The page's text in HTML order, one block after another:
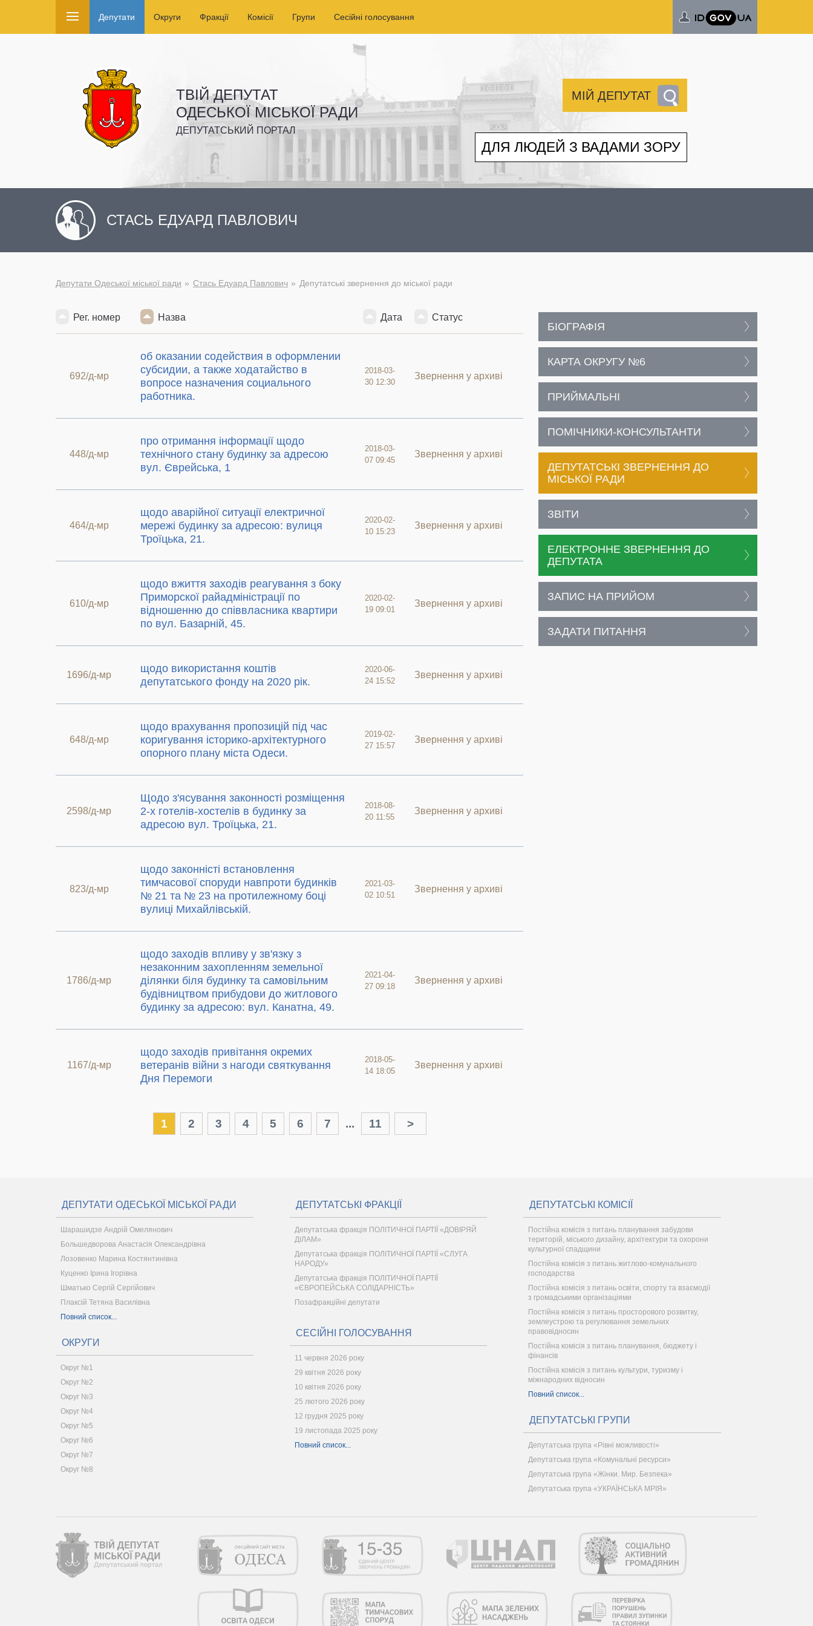
Депутати Округи Фракції Комісії Групи Сесійні голосування
ТВІЙ ДЕПУТАТ
ОДЕСЬКОЇ МІСЬКОЇ РАДИ
ДЕПУТАТСЬКИЙ ПОРТАЛ
МІЙ ДЕПУТАТ
ДЛЯ ЛЮДЕЙ З ВАДАМИ ЗОРУ
СТАСЬ ЕДУАРД ПАВЛОВИЧ
Депутати Одеської міської ради Стась Едуард Павлович Депутатські звернення до міської ради
Рег. номер Назва Дата Статус
692/д-мр
об оказании содействия в оформлении
субсидии, а также ходатайство в
вопросе назначения социального
работника.
2018-03-
30 12:30
Звернення у архиві
448/д-мр
про отримання інформації щодо
технічного стану будинку за адресою
вул. Єврейська, 1
2018-03-
07 09:45
Звернення у архиві
464/д-мр
щодо аварійної ситуації електричної
мережі будинку за адресою: вулиця
Троїцька, 21.
2020-02-
10 15:23
Звернення у архиві
610/д-мр
щодо вжиття заходів реагування з боку
Приморскої райадміністрації по
відношенню до співвласника квартири
по вул. Базарній, 45.
2020-02-
19 09:01
Звернення у архиві
1696/д-мр
щодо використання коштів
депутатського фонду на 2020 рік.
2020-06-
24 15:52
Звернення у архиві
648/д-мр
щодо врахування пропозицій під час
коригування історико-архітектурного
опорного плану міста Одеси.
2019-02-
27 15:57
Звернення у архиві
2598/д-мр
Щодо з'ясування законності розміщення
2-х готелів-хостелів в будинку за
адресою вул. Троїцька, 21.
2018-08-
20 11:55
Звернення у архиві
823/д-мр
щодо законністі встановлення
тимчасової споруди навпроти будинків
№ 21 та № 23 на протилежному боці
вулиці Михайлівській.
2021-03-
02 10:51
Звернення у архиві
1786/д-мр
щодо заходів впливу у зв'язку з
незаконним захопленням земельної
ділянки біля будинку та самовільним
будівництвом прибудови до житлового
будинку за адресою: вул. Канатна, 49.
2021-04-
27 09:18
Звернення у архиві
1167/д-мр
щодо заходів привітання окремих
ветеранів війни з нагоди святкування
Дня Перемоги
2018-05-
14 18:05
Звернення у архиві
1 2 3 4 5 6 7 ... 11 >
БІОГРАФІЯ
КАРТА ОКРУГУ №6
ПРИЙМАЛЬНІ
ПОМІЧНИКИ-КОНСУЛЬТАНТИ
ДЕПУТАТСЬКІ ЗВЕРНЕННЯ ДО
МІСЬКОЇ РАДИ
ЗВІТИ
ЕЛЕКТРОННЕ ЗВЕРНЕННЯ ДО
ДЕПУТАТА
ЗАПИС НА ПРИЙОМ
ЗАДАТИ ПИТАННЯ
ДЕПУТАТИ ОДЕСЬКОЇ МІСЬКОЇ РАДИ
Шарашидзе Андрій Омелянович
Большедворова Анастасія Олександрівна
Лозовенко Марина Костянтинівна
Куценко Ірина Ігорівна
Шматько Сергій Сергійович
Плаксій Тетяна Василівна
Повний список...
ОКРУГИ
Округ №1
Округ №2
Округ №3
Округ №4
Округ №5
Округ №6
Округ №7
Округ №8
ДЕПУТАТСЬКІ ФРАКЦІЇ
Депутатська фракція ПОЛІТИЧНОЇ ПАРТІЇ «ДОВІРЯЙ
ДІЛАМ»
Депутатська фракція ПОЛІТИЧНОЇ ПАРТІЇ «СЛУГА
НАРОДУ»
Депутатська фракція ПОЛІТИЧНОЇ ПАРТІЇ
«ЄВРОПЕЙСЬКА СОЛІДАРНІСТЬ»
Позафракційні депутати
СЕСІЙНІ ГОЛОСУВАННЯ
11 червня 2026 року
29 квітня 2026 року
10 квітня 2026 року
25 лютого 2026 року
12 грудня 2025 року
19 листопада 2025 року
Повний список...
ДЕПУТАТСЬКІ КОМІСІЇ
Постійна комісія з питань планування забудови
територій, міського дизайну, архітектури та охорони
культурної спадщини
Постійна комісія з питань житлово-комунального
господарства
Постійна комісія з питань освіти, спорту та взаємодії
з громадськими організаціями
Постійна комісія з питань просторового розвитку,
землеустрою та регулювання земельних
правовідносин
Постійна комісія з питань планування, бюджету і
фінансів
Постійна комісія з питань культури, туризму і
міжнародних відносин
Повний список...
ДЕПУТАТСЬКІ ГРУПИ
Депутатська група «Рівні можливості»
Депутатська група «Комунальні ресурси»
Депутатська група «Жінки. Мир. Безпека»
Депутатська група «УКРАЇНСЬКА МРІЯ»